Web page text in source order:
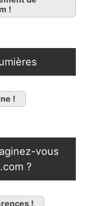
!
!
vous
?
!